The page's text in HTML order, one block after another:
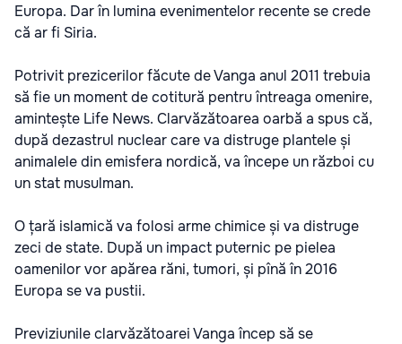
Europa. Dar în lumina evenimentelor recente se crede
că ar fi Siria.
Potrivit prezicerilor făcute de Vanga anul 2011 trebuia
să fie un moment de cotitură pentru întreaga omenire,
amintește Life News. Clarvăzătoarea oarbă a spus că,
după dezastrul nuclear care va distruge plantele și
animalele din emisfera nordică, va începe un război cu
un stat musulman.
O țară islamică va folosi arme chimice și va distruge
zeci de state. După un impact puternic pe pielea
oamenilor vor apărea răni, tumori, și pînă în 2016
Europa se va pustii.
Previziunile clarvăzătoarei Vanga încep să se